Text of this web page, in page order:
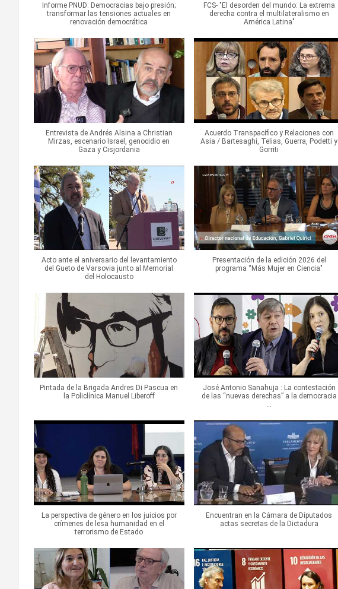
Informe PNUD: Democracias bajo presión;
transformar las tensiones actuales en
renovación democrática
FCS- "El desorden del mundo: La extrema
derecha contra el multilateralismo en
América Latina"
Entrevista de Andrés Alsina a Christian
Mirzas, escenario Israel, genocidio en
Gaza y Cisjordania
Acuerdo Transpacífico y Relaciones con
Asia / Bartesaghi, Telias, Guerra, Podetti y
Gorriti
Acto ante el aniversario del levantamiento
del Gueto de Varsovia junto al Memorial
del Holocausto
Presentación de la edición 2026 del
programa “Más Mujer en Ciencia"
Pintada de la Brigada Andres Di Pascua en
la Policlínica Manuel Liberoff
José Antonio Sanahuja : La contestación
de las “nuevas derechas” a la democracia
...
La perspectiva de género en los juicios por
crímenes de lesa humanidad en el
terrorismo de Estado
Encuentran en la Cámara de Diputados
actas secretas de la Dictadura